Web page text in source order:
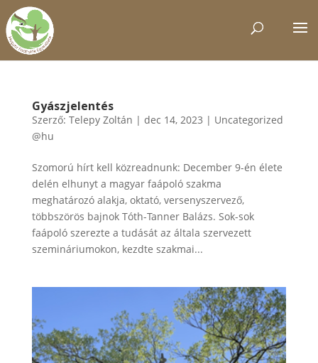
Gyászjelentés
Szerző: Telepy Zoltán | dec 14, 2023 | Uncategorized
@hu
Szomorú hírt kell közreadnunk: December 9-én élete
delén elhunyt a magyar faápoló szakma
meghatározó alakja, oktató, versenyszervező,
többszörös bajnok Tóth-Tanner Balázs. Sok-sok
faápoló szerezte a tudását az általa szervezett
szemináriumokon, kezdte szakmai...